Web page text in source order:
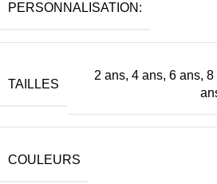
PERSONNALISATION:
TAILLES
2 ans, 4 ans, 6 ans,
COULEURS